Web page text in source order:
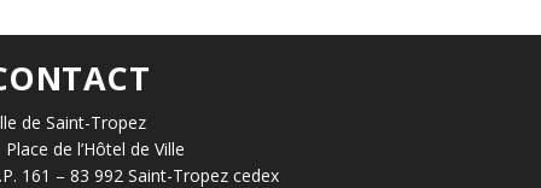
de Saint-Tropez
Place de l’Hôtel de Ville
161 – 83 992 Saint-Tropez cedex